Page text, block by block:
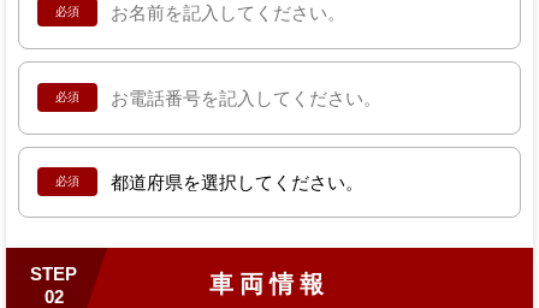
必須
必須
必須
STEP
02
車両情報